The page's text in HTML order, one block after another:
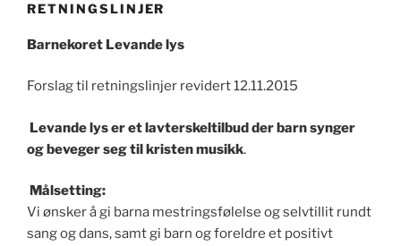
RETNINGSLINJER
Barnekoret Levande lys
Forslag til retningslinjer revidert 12.11.2015
Levande lys er et lavterskeltilbud der barn synger
og beveger seg til kristen musikk.
Målsetting:
Vi ønsker å gi barna mestringsfølelse og selvtillit rundt
sang og dans, samt gi barn og foreldre et positivt